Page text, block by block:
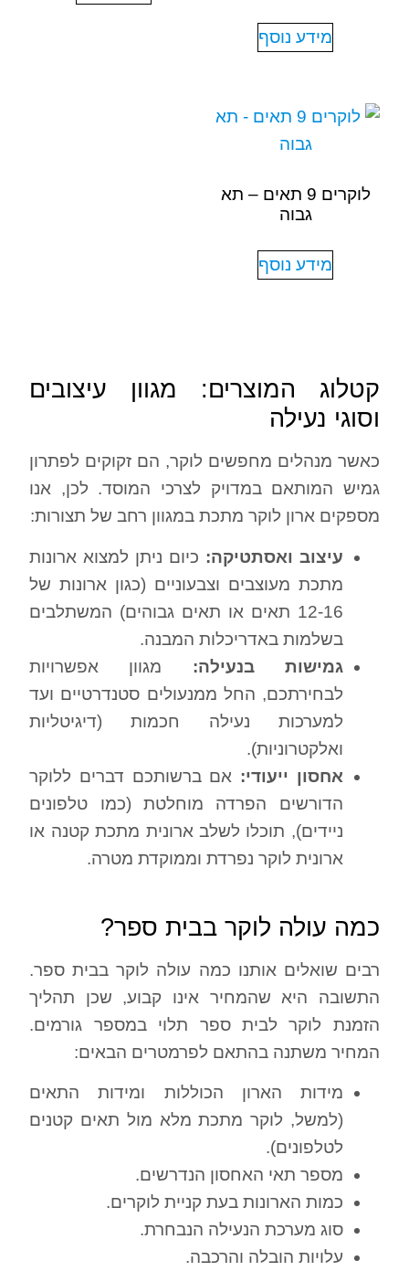
מידע נוסף
לוקרים 9 תאים – תא
גבוה
מידע נוסף
קטלוג המוצרים: מגוון עיצובים
וסוגי נעילה
כאשר מנהלים מחפשים לוקר, הם זקוקים לפתרון
גמיש המותאם במדויק לצרכי המוסד. לכן, אנו
מספקים ארון לוקר מתכת במגוון רחב של תצורות:
עיצוב ואסתטיקה: כיום ניתן למצוא ארונות
מתכת מעוצבים וצבעוניים (כגון ארונות של
12-16 תאים או תאים גבוהים) המשתלבים
בשלמות באדריכלות המבנה.
גמישות בנעילה: מגוון אפשרויות
לבחירתכם, החל ממנעולים סטנדרטיים ועד
למערכות נעילה חכמות (דיגיטליות
ואלקטרוניות).
אחסון ייעודי: אם ברשותכם דברים ללוקר
הדורשים הפרדה מוחלטת (כמו טלפונים
ניידים), תוכלו לשלב ארונית מתכת קטנה או
ארונית לוקר נפרדת וממוקדת מטרה.
כמה עולה לוקר בבית ספר?
רבים שואלים אותנו כמה עולה לוקר בבית ספר.
התשובה היא שהמחיר אינו קבוע, שכן תהליך
הזמנת לוקר לבית ספר תלוי במספר גורמים.
המחיר משתנה בהתאם לפרמטרים הבאים:
מידות הארון הכוללות ומידות התאים
(למשל, לוקר מתכת מלא מול תאים קטנים
לטלפונים).
מספר תאי האחסון הנדרשים.
כמות הארונות בעת קניית לוקרים.
סוג מערכת הנעילה הנבחרת.
עלויות הובלה והרכבה.